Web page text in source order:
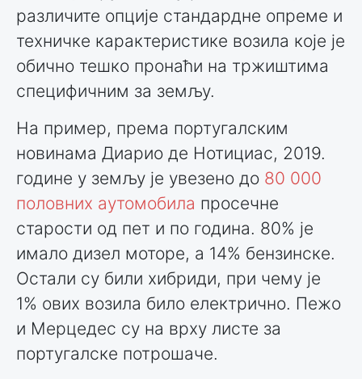
различите опције стандардне опреме и
техничке карактеристике возила које је
обично тешко пронаћи на тржиштима
специфичним за земљу.
На пример, према португалским
новинама Диарио де Нотициас, 2019.
године у земљу је увезено до 80 000
половних аутомобила просечне
старости од пет и по година. 80% је
имало дизел моторе, а 14% бензинске.
Остали су били хибриди, при чему је
1% ових возила било електрично. Пежо
и Мерцедес су на врху листе за
португалске потрошаче.